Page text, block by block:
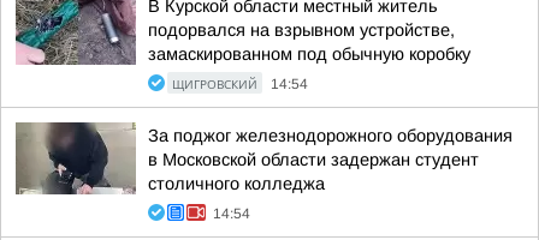
В Курской области местный житель
подорвался на взрывном устройстве,
замаскированном под обычную коробку
ЩИГРОВСКИЙ 14:54
За поджог железнодорожного оборудования
в Московской области задержан студент
столичного колледжа
14:54